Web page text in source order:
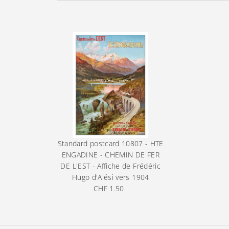
Standard postcard 10807 - HTE
ENGADINE - CHEMIN DE FER
DE L'EST - Affiche de Frédéric
Hugo d'Alési vers 1904
Prix
CHF 1.50